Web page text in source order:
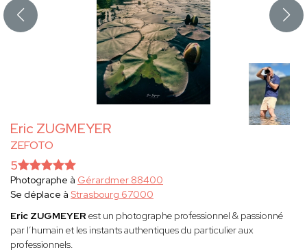
Eric ZUGMEYER
ZEFOTO
5
Photographe à Gérardmer 88400
Se déplace à Strasbourg 67000
Eric ZUGMEYER est un photographe professionnel & passionné
par l’humain et les instants authentiques du particulier aux
professionnels.